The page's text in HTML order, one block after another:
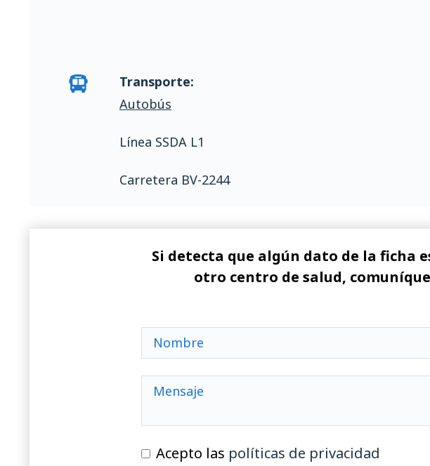
Transporte:
Autobús
Línea SSDA L1
Carretera BV-2244
Si detecta que algún dato de la ficha
otro centro de salud,
Acepto las políticas de privacidad